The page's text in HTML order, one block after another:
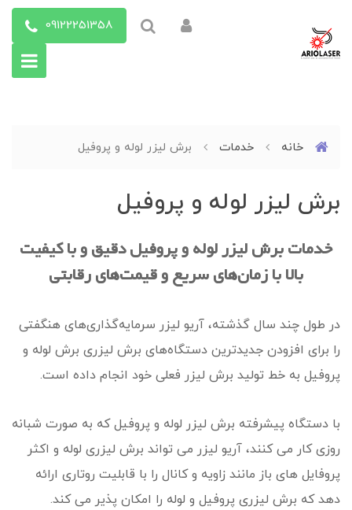
09122251358
خانه خدمات برش لیزر لوله و پروفیل
برش لیزر لوله و پروفیل
خدمات برش لیزر لوله و پروفیل دقیق و با کیفیت
بالا با زمان‌های سریع و قیمت‌های رقابتی
در طول چند سال گذشته، آریو لیزر سرمایه‌گذاری‌های هنگفتی
را برای افزودن جدیدترین دستگاه‌های برش لیزری برش لوله و
پروفیل به خط تولید برش لیزر فعلی خود انجام داده است.
با دستگاه پیشرفته برش لیزر لوله و پروفیل که به صورت شبانه
روزی کار می کنند، آریو لیزر می تواند برش لیزری لوله و اکثر
پروفایل های باز مانند زاویه و کانال را با قابلیت روتاری ارائه
دهد که برش لیزری پروفیل و لوله را امکان پذیر می کند.